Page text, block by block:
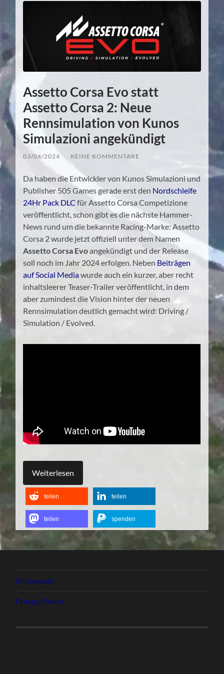
Assetto Corsa Evo statt
Assetto Corsa 2: Neue
Rennsimulation von Kunos
Simulazioni angekündigt
03/04/2024 KEINE KOMMENTARE
Da haben die Entwickler von Kunos Simulazioni und
Publisher 505 Games gerade erst den Nordschleife
24Hr Pack DLC für Assetto Corsa Competizione
veröffentlicht, schon gibt es die nächste Hammer-
News rund um die bekannte Racing-Marke: Assetto
Corsa 2 wurde jetzt offiziell unter dem Namen
Assetto Corsa Evoangekündigt und der Release
soll noch im Jahr 2024 erfolgen. Neben Beiträgen
auf Social Mediawurde auch ein kurzer, aber recht
inhaltsleerer Teaser-Trailer veröffentlicht, in dem
aber zumindest die Vision hinter der neuen
Rennsimulation deutlich gemacht wird: Driving /
Simulation / Evolved.
Weiterlesen
teilen teilen
teilen spenden
Impressum
Privacy Policy